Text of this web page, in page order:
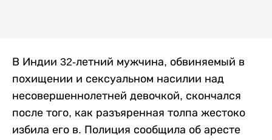
В Индии 32-летний мужчина, обвиняемый в
похищении и сексуальном насилии над
несовершеннолетней девочкой, скончался
после того, как разъяренная толпа жестоко
избила его в. Полиция сообщила об аресте